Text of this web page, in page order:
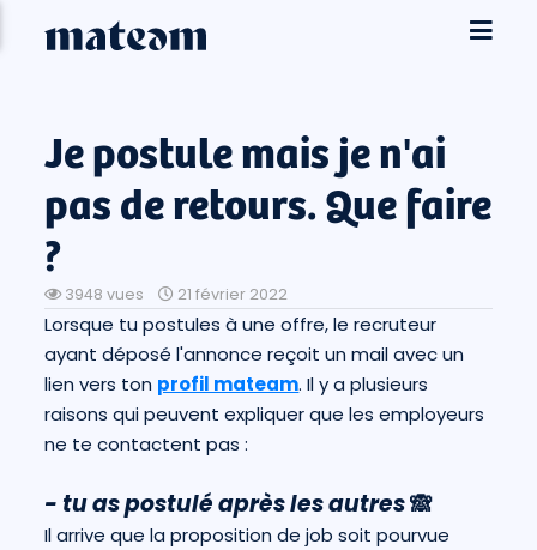
Je postule mais je n'ai
pas de retours. Que faire
?
3948 vues 21 février 2022
Lorsque tu postules à une offre, le recruteur
ayant déposé l'annonce reçoit un mail avec un
lien vers ton profil mateam. Il y a plusieurs
raisons qui peuvent expliquer que les employeurs
ne te contactent pas :
- tu as postulé après les autres🙈
Il arrive que la proposition de job soit pourvue